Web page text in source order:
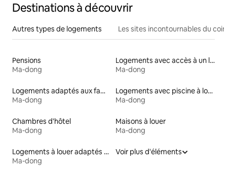
Destinations à découvrir
Autres types de logements Les sites incontournables du coin
Pensions
Ma-dong
Logements avec accès à un lac
Ma-dong
Logements adaptés aux familles à louer
Ma-dong
Logements avec piscine à louer
Ma-dong
Chambres d'hôtel
Ma-dong
Maisons à louer
Ma-dong
Logements à louer adaptés aux animaux
Ma-dong
Voir plus d'éléments